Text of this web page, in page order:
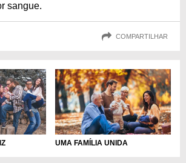
sangue.
COMPARTILHAR
UMA FAMÍLIA UNIDA